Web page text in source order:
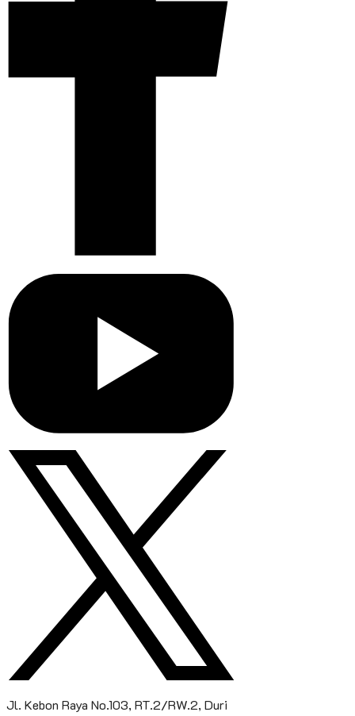
Jl. Kebon Raya No.103, RT.2/RW.2, Duri